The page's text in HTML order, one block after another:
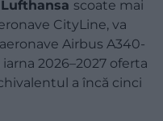
Lufthansa scoate mai
CityLine, va
Airbus A340-
2026–2027 oferta
a încă cinci